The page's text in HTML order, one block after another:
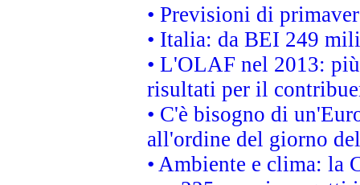
• Previsioni di
• Italia: da BEI 249
• L'OLAF nel 2013:
risultati per il
• C'è bisogno di
all'ordine del giorno
• Ambiente e clima: la